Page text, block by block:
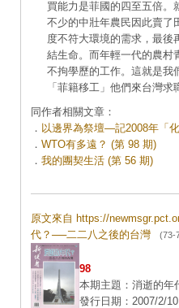
買能力是菲國的四至五倍。
不少的中壯年農民因此賣了
度不符大環境的需求，最後
結生命。而年輕一代的農村
不拘學歷的工作。這就是我
「菲籍移工」他們來台灣求
同作者相關文章：
． 以邊界為祭壇—記2008年「
． WTO有多遠？ (第 98 期)
． 我的團契生活 (第 56 期)
原文來自 https://
代？──二二八之後的台灣 (73-
98
本期主題：消逝的
發行日期：2007/2/10